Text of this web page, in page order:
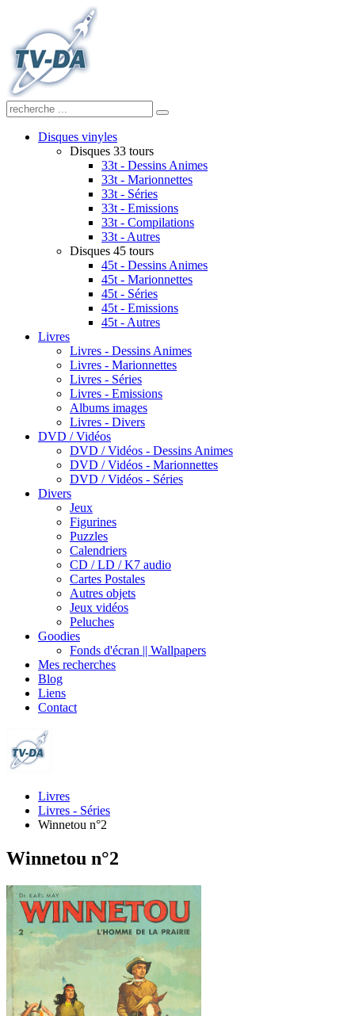
Disques vinyles
Disques 33 tours
33t - Dessins Animes
33t - Marionnettes
33t - Séries
33t - Emissions
33t - Compilations
33t - Autres
Disques 45 tours
45t - Dessins Animes
45t - Marionnettes
45t - Séries
45t - Emissions
45t - Autres
Livres
Livres - Dessins Animes
Livres - Marionnettes
Livres - Séries
Livres - Emissions
Albums images
Livres - Divers
DVD / Vidéos
DVD / Vidéos - Dessins Animes
DVD / Vidéos - Marionnettes
DVD / Vidéos - Séries
Divers
Jeux
Figurines
Puzzles
Calendriers
CD / LD / K7 audio
Cartes Postales
Autres objets
Jeux vidéos
Peluches
Goodies
Fonds d'écran || Wallpapers
Mes recherches
Blog
Liens
Contact
Livres
Livres - Séries
Winnetou n°2
Winnetou n°2